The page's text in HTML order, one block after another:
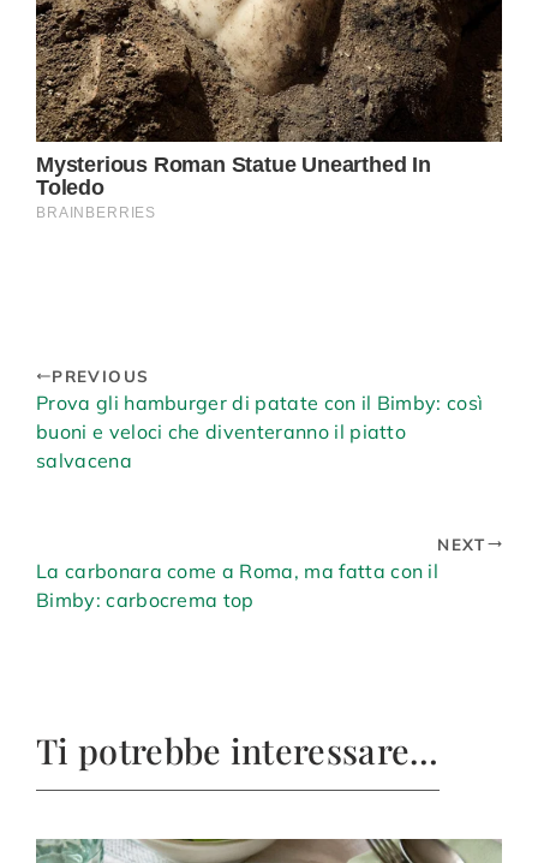
PREVIOUS
Prova gli hamburger di patate con il Bimby: così
buoni e veloci che diventeranno il piatto
salvacena
NEXT
La carbonara come a Roma, ma fatta con il
Bimby: carbocrema top
Ti potrebbe interessare…